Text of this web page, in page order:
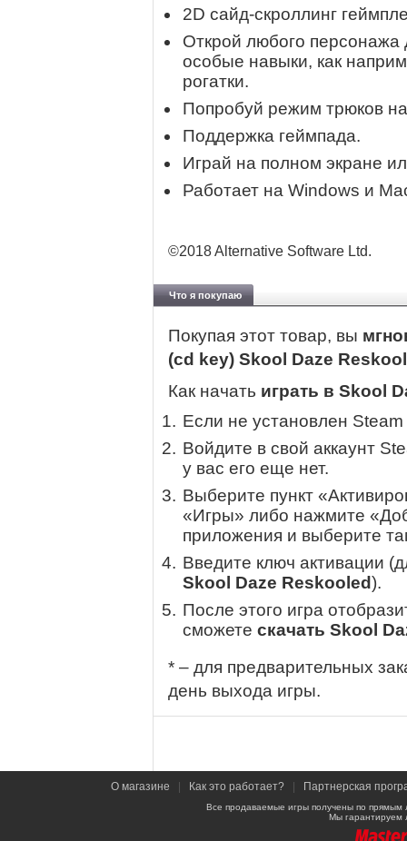
2D сайд-скроллинг
Открой любого персонажа
особые навыки, как
рогатки.
Попробуй режим трюков
Поддержка геймпада.
Играй на полном экране
Работает на Windows и
©2018 Alternative Software Ltd.
Что я покупаю
Покупая этот товар, вы
(cd key) Skool Daze
Как начать играть в Skool
Если не установлен
Войдите в свой аккаунт
у вас его еще нет.
Выберите пункт
«Игры» либо нажмите
приложения и выберите
Введите ключ активации
Skool Daze Reskooled).
После этого игра
сможете скачать Skool
* – для предварительных
день выхода игры.
О магазине Как это работает? Партнерская
Все продаваемые игры получены по
Мы гарантируем